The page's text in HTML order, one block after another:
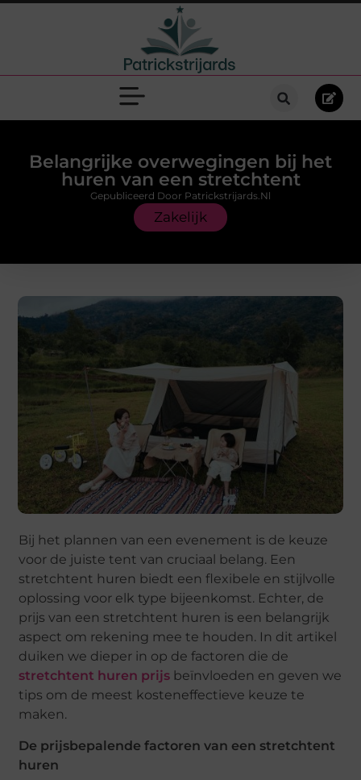
Belangrijke overwegingen bij het
huren van een stretchtent
Zakelijk
Gepubliceerd Door Patrickstrijards.nl
Bij het plannen van een evenement is de keuze
voor de juiste tent van cruciaal belang. Een
stretchtent huren biedt een flexibele en stijlvolle
oplossing voor elk type bijeenkomst. Echter, de
prijs van een stretchtent huren is een belangrijk
aspect om rekening mee te houden. In dit artikel
duiken we dieper in op de factoren die de
stretchtent huren prijs beïnvloeden en geven we
tips om de meest kosteneffectieve keuze te
maken.
De prijsbepalende factoren van een stretchtent
huren